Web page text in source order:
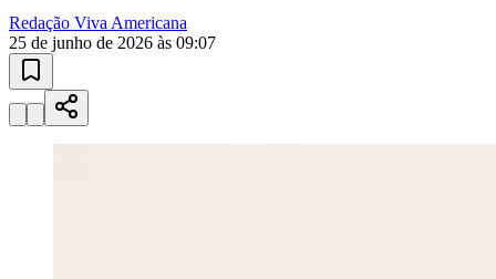
Vitória
Redação Viva Americana
25 de junho de 2026 às 09:07